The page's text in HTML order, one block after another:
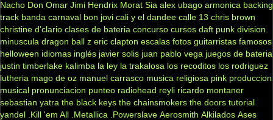
Nacho Don Omar Jimi Hendrix Morat Sia alex ubago armonica backing
track banda carnaval bon jovi cali y el dandee calle 13 chris brown
christine d'clario clases de bateria concurso cursos daft punk division
minuscula dragon ball z eric clapton escalas fotos guitarristas famosos
helloween idiomas inglés javier solis juan pablo vega juegos de bateria
justin timberlake kalimba la ley la trakalosa los recoditos los rodriguez
lutheria mago de oz manuel carrasco musica religiosa pink produccion
musical pronunciacion punteo radiohead reyli ricardo montaner
sebastian yatra the black keys the chainsmokers the doors tutorial
yandel .Kill 'em All .Metallica .Powerslave Aerosmith Alkilados Ases